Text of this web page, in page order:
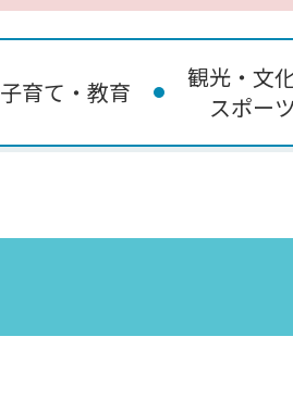
子育て・教育
観光・文
スポーツ